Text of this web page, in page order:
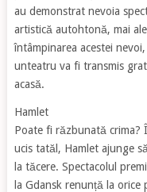
au demonstrat nevoia
artistică autohtonă, mai
întâmpinarea acestei
unteatru va fi transmis
acasă.
Hamlet
Poate fi răzbunată crima?
ucis tatăl, Hamlet ajunge
la tăcere. Spectacolul
la Gdansk renunță la